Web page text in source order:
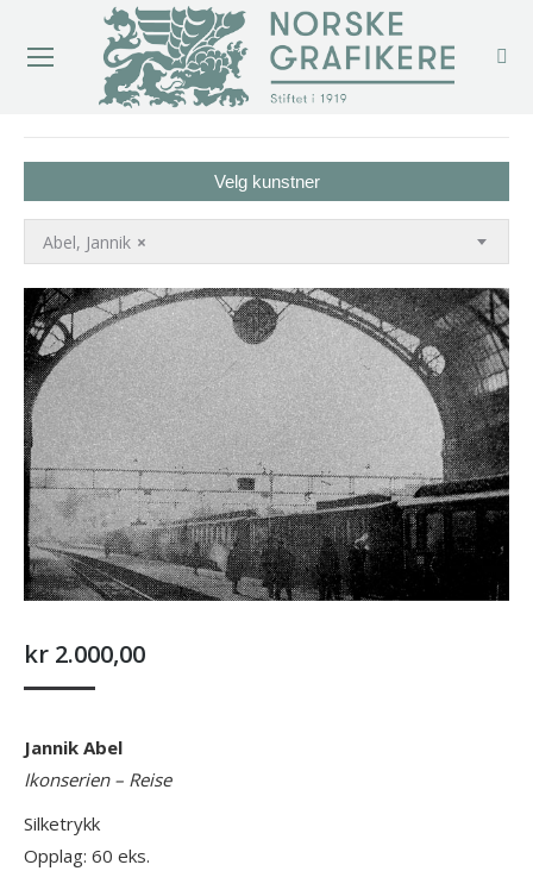
Velg kunstner
×
Abel, Jannik
kr 2.000,00
Jannik Abel
Ikonserien – Reise
Silketrykk
Opplag: 60 eks.